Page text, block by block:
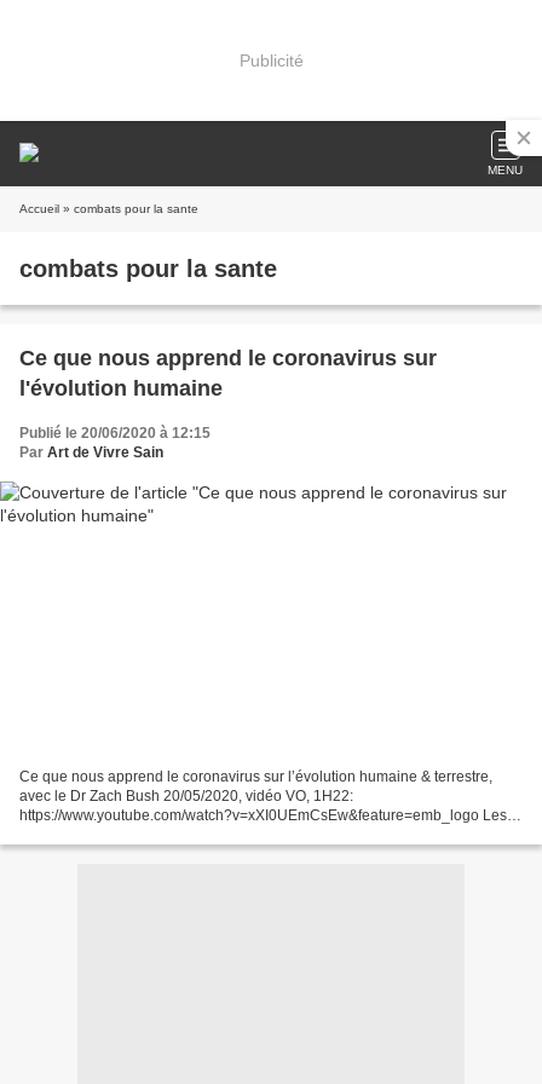
Publicité
MENU
Accueil » combats pour la sante
combats pour la sante
Ce que nous apprend le coronavirus sur
l'évolution humaine
Publié le 20/06/2020 à 12:15
Par Art de Vivre Sain
Ce que nous apprend le coronavirus sur l’évolution humaine & terrestre,
avec le Dr Zach Bush 20/05/2020, vidéo VO, 1H22:
https://www.youtube.com/watch?v=xXI0UEmCsEw&feature=emb_logo Les